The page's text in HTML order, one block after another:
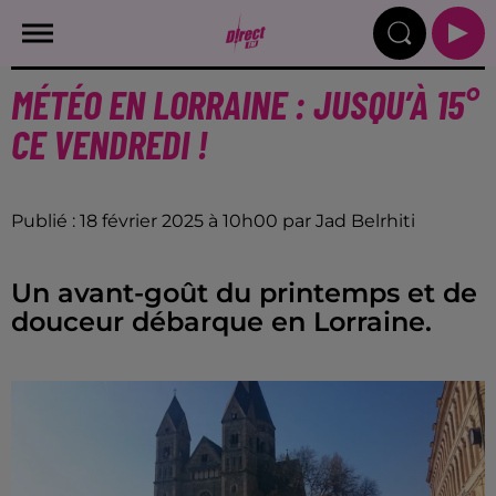
MÉTÉO EN LORRAINE : JUSQU’À 15°
CE VENDREDI !
Publié : 18 février 2025 à 10h00 par Jad Belrhiti
Un avant-goût du printemps et de
douceur débarque en Lorraine.